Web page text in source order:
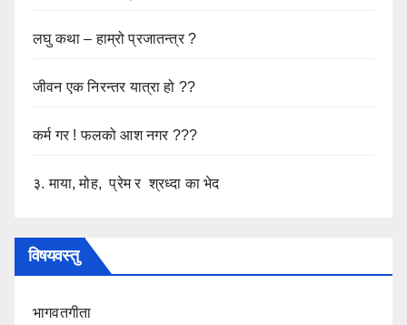
लघु कथा – हाम्रो प्रजातन्त्र ?
जीवन एक निरन्तर यात्रा हो ??
कर्म गर ! फलको आश नगर ???
३. माया, मोह, प्रेम र श्रध्दा का भेद
विषयवस्तु
भागवतगीता